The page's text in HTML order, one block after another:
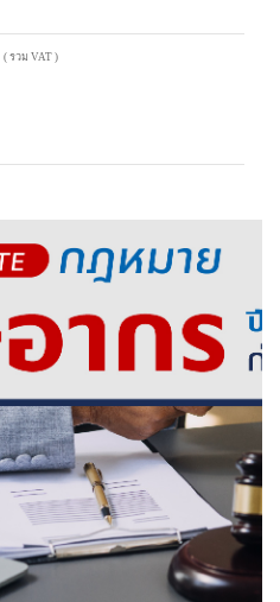
( รวม VAT )